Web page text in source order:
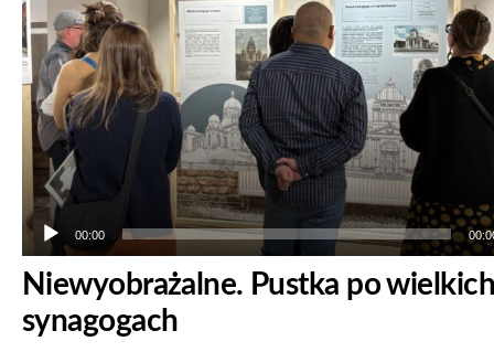
00:00
Niewyobrażalne. Pustka po wielkich
synagogach